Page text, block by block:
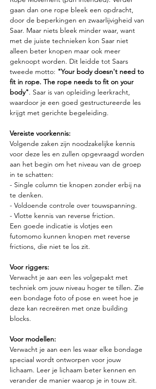
gaan dan one rope bleek een opdracht,
door de beperkingen en zwaarlijvigheid van
Saar. Maar niets bleek minder waar, want
met de juiste technieken kon Saar niet
alleen beter knopen maar ook meer
geknoopt worden. Dit leidde tot Saars
tweede motto: "Your body doesn't need to
fit in rope. The rope needs to fit on your
body". Saar is van opleiding leerkracht,
waardoor je een goed gestructureerde les
krijgt met gerichte begeleiding.
Vereiste voorkennis:
Volgende zaken zijn noodzakelijke kennis
voor deze les en zullen opgevraagd worden
aan het begin om het niveau van de groep
in te schatten:
- Single column tie knopen zonder erbij na
te denken.
- Voldoende controle over touwspanning.
- Vlotte kennis van reverse friction.
Een goede indicatie is vlotjes een
futomomo kunnen knopen met reverse
frictions, die niet te los zit.
Voor riggers:
Verwacht je aan een les volgepakt met
techniek om jouw niveau hoger te tillen. Zie
een bondage foto of pose en weet hoe je
deze kan recreëren met onze building
blocks.
Voor modellen:
Verwacht je aan een les waar elke bondage
speciaal wordt ontworpen voor jouw
lichaam. Leer je lichaam beter kennen en
verander de manier waarop je in touw zit.